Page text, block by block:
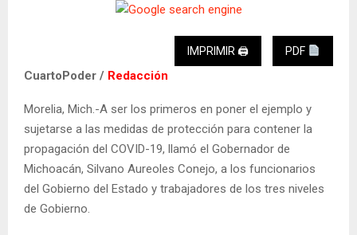
IMPRIMIR 🖨 PDF
CuartoPoder / Redacción
Morelia, Mich.-A ser los primeros en poner el ejemplo y
sujetarse a las medidas de protección para contener la
propagación del COVID-19, llamó el Gobernador de
Michoacán, Silvano Aureoles Conejo, a los funcionarios
del Gobierno del Estado y trabajadores de los tres niveles
de Gobierno.